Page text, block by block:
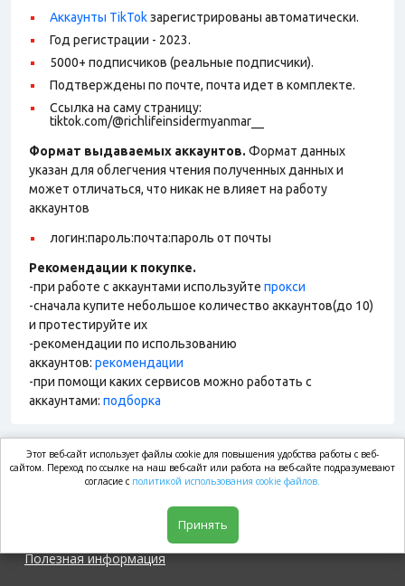
Аккаунты TikTokзарегистрированы автоматически.
Год регистрации - 2023.
5000+ подписчиков (реальные подписчики).
Подтверждены по почте, почта идет в комплекте.
Ссылка на саму страницу:
tiktok.com/@richlifeinsidermyanmar__
Формат выдаваемых аккаунтов. Формат данных
указан для облегчения чтения полученных данных и
может отличаться, что никак не влияет на работу
аккаунтов
логин:пароль:почта:пароль от почты
Рекомендации к покупке.
-при работе с аккаунтами используйте прокси
-сначала купите небольшое количество аккаунтов(до 10)
и протестируйте их
-рекомендации по использованию
аккаунтов: рекомендации
-при помощи каких сервисов можно работать с
аккаунтами: подборка
market.com
Полезная информация
Этот веб-сайт использует файлы cookie для повышения удобства работы с веб-
сайтом. Переход по ссылке на наш веб-сайт или работа на веб-сайте подразумевают
согласие с политикой использования cookie файлов.
Принять